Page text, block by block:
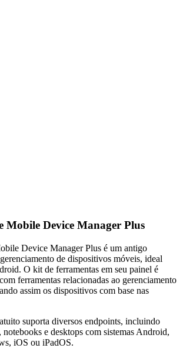
Mobile Device Manager Plus
Device Manager Plus é um antigo
de dispositivos móveis, ideal
O kit de ferramentas em seu painel é
ferramentas relacionadas ao gerenciamento
assim os dispositivos com base nas
suporta diversos endpoints, incluindo
notebooks e desktops com sistemas Android,
iOS ou iPadOS.